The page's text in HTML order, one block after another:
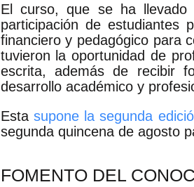
El curso, que se ha
participación de estudiantes
financiero y pedagógico para
tuvieron la oportunidad de
escrita, además de recibir
desarrollo académico y
Esta supone la segunda
segunda quincena de agosto
FOMENTO DEL